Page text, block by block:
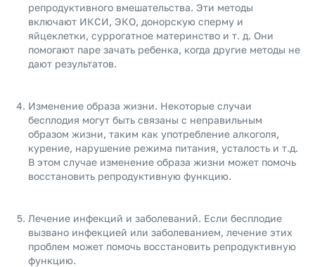
репродуктивного вмешательства. Эти методы
включают ИКСИ, ЭКО, донорскую сперму и
яйцеклетки, суррогатное материнство и т. д. Они
помогают паре зачать ребенка, когда другие методы не
дают результатов.
Изменение образа жизни. Некоторые случаи
бесплодия могут быть связаны с неправильным
образом жизни, таким как употребление алкоголя,
курение, нарушение режима питания, усталость и т.д.
В этом случае изменение образа жизни может помочь
восстановить репродуктивную функцию.
Лечение инфекций и заболеваний. Если бесплодие
вызвано инфекцией или заболеванием, лечение этих
проблем может помочь восстановить репродуктивную
функцию.